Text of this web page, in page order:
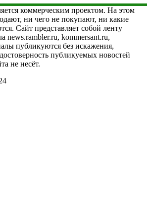
коммерческим проектом. На этом
ни чего не покупают, ни какие
Сайт представляет собой ленту
news.rambler.ru, kommersant.ru,
публикуются без искажения,
публикуемых новостей
не несёт.